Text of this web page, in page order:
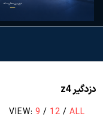
دزدگیر z4
VIEW: 9 / 12 / ALL